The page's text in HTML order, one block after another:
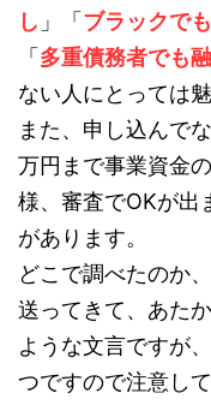
し 」「 ブラックで
「 多重債務者でも
ない人にとっては
また、申し込んで
万円まで事業資金
様、審査でOKが出
があります。
どこで調べたのか
送ってきて、あた
ような文言ですが
つですので注意して